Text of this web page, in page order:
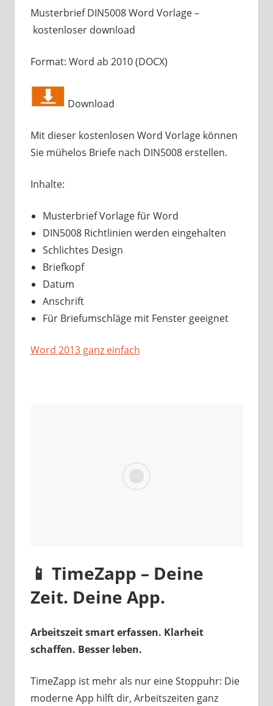
Musterbrief DIN5008 Word Vorlage –
kostenloser download
Format: Word ab 2010 (DOCX)
Download
Mit dieser kostenlosen Word Vorlage können
Sie mühelos Briefe nach DIN5008 erstellen.
Inhalte:
Musterbrief Vorlage für Word
DIN5008 Richtlinien werden eingehalten
Schlichtes Design
Briefkopf
Datum
Anschrift
Für Briefumschläge mit Fenster geeignet
Word 2013 ganz einfach
📱 TimeZapp – Deine
Zeit. Deine App.
Arbeitszeit smart erfassen. Klarheit
schaffen. Besser leben.
TimeZapp ist mehr als nur eine Stoppuhr: Die
moderne App hilft dir, Arbeitszeiten ganz